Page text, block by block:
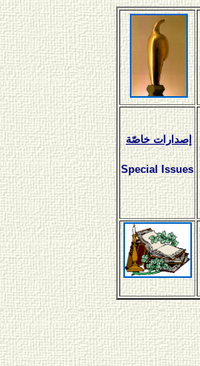
إصدارات خاصّة
Special Issues